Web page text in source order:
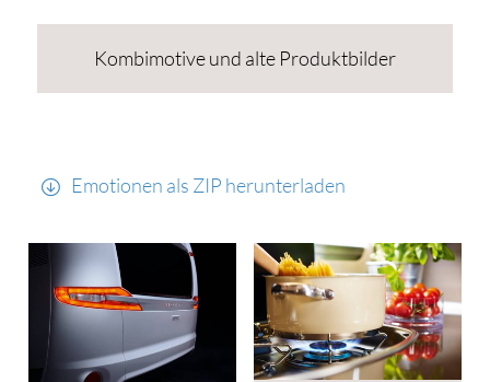
Kombimotive und alte Produktbilder
Emotionen als ZIP herunterladen